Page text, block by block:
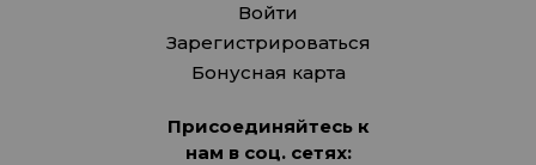
Войти
Зарегистрироваться
Бонусная карта
Присоединяйтесь к
нам в соц. сетях: